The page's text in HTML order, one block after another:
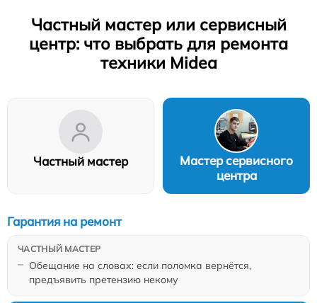
Частный мастер или сервисный
центр: что выбрать для ремонта
техники Midea
Частный мастер
Мастер сервисного
центра
Обещание на словах: если поломка вернётся,
предъявить претензию некому
Гарантия на ремонт